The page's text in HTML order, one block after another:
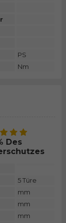
PS
Nm
Des
5 Türe
mm
mm
mm